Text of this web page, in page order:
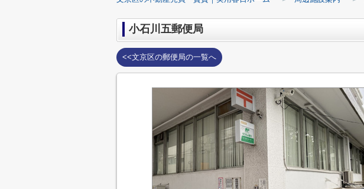
小石川五郵便局
<<文京区の郵便局の一覧へ